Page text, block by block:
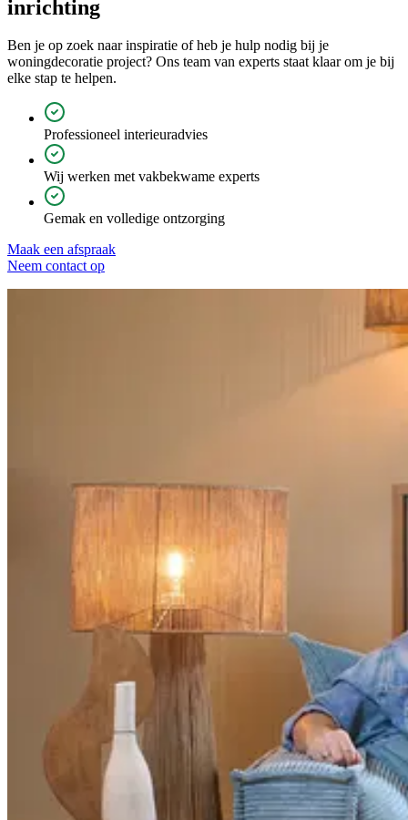
inrichting
Ben je op zoek naar inspiratie of heb je hulp nodig bij je
woningdecoratie project? Ons team van experts staat klaar om je bij
elke stap te helpen.
Professioneel interieuradvies
Wij werken met vakbekwame experts
Gemak en volledige ontzorging
Maak een afspraak
Neem contact op